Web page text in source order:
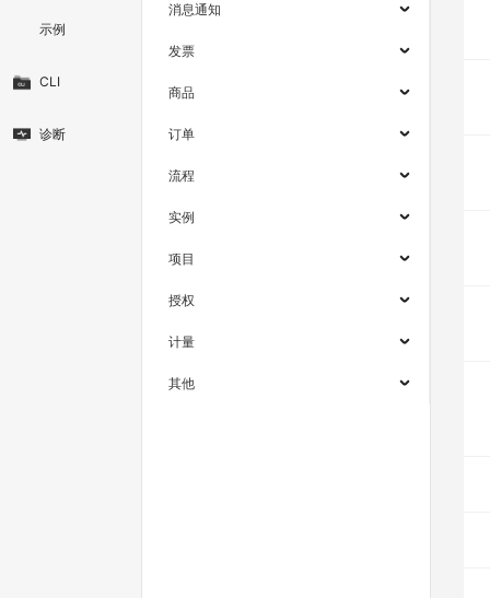
示例
CLI
诊断
消息通知
发票
商品
订单
流程
实例
项目
授权
计量
其他